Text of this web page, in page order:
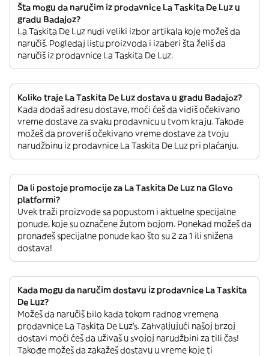
Šta mogu da naručim iz prodavnice La Taskita De Luz u
gradu Badajoz?
La Taskita De Luz nudi veliki izbor artikala koje možeš da
naručiš. Pogledaj listu proizvoda i izaberi šta želiš da
naručiš iz prodavnice La Taskita De Luz.
Koliko traje La Taskita De Luz dostava u gradu Badajoz?
Kada dodaš adresu dostave, moći ćeš da vidiš očekivano
vreme dostave za svaku prodavnicu u tvom kraju. Takođe
možeš da proveriš očekivano vreme dostave za tvoju
narudžbinu iz prodavnice La Taskita De Luz pri plaćanju.
Da li postoje promocije za La Taskita De Luz na Glovo
platformi?
Uvek traži proizvode sa popustom i aktuelne specijalne
ponude, koje su označene žutom bojom. Ponekad možeš da
pronađeš specijalne ponude kao što su 2 za 1 ili snižena
dostava!
Kada mogu da naručim dostavu iz prodavnice La Taskita
De Luz?
Možeš da naručiš bilo kada tokom radnog vremena
prodavnice La Taskita De Luz’s. Zahvaljujući našoj brzoj
dostavi moći ćeš da uživaš u svojoj narudžbini za tili čas!
Takođe možeš da zakažeš dostavu u vreme koje ti